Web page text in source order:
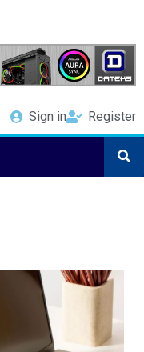
Sign in Register